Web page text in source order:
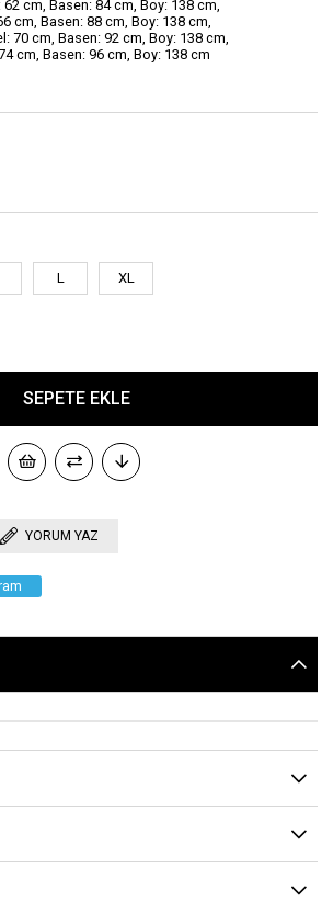
cm, Basen: 84 cm, Boy: 138 cm,
cm, Basen: 88 cm, Boy: 138 cm,
70 cm, Basen: 92 cm, Boy: 138 cm,
cm, Basen: 96 cm, Boy: 138 cm
L XL
YORUM YAZ